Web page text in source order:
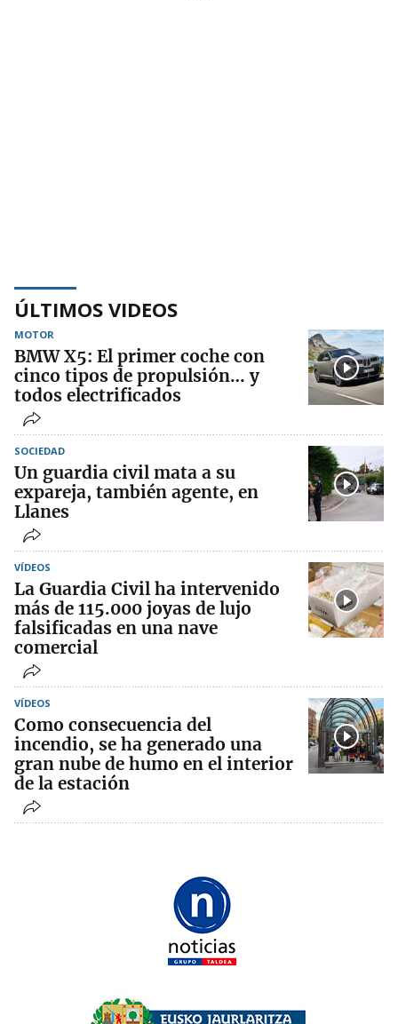
ÚLTIMOS VIDEOS
MOTOR
BMW X5: El primer coche con
cinco tipos de propulsión… y
todos electrificados
SOCIEDAD
Un guardia civil mata a su
expareja, también agente, en
Llanes
VÍDEOS
La Guardia Civil ha intervenido
más de 115.000 joyas de lujo
falsificadas en una nave
comercial
VÍDEOS
Como consecuencia del
incendio, se ha generado una
gran nube de humo en el interior
de la estación